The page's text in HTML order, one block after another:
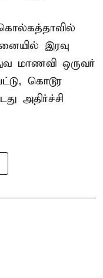
இரவு
மாணவி ஒருவர்
கொடூர
அதிர்ச்சி